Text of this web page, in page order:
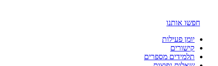
חפשו אותנו
יומן פעילות
קישורים
תלמידים מספרים